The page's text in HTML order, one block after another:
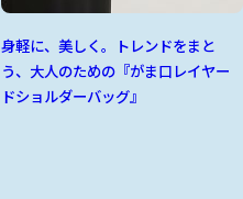
身軽に、美しく。トレンドをまと
う、大人のための『がま口レイヤー
ドショルダーバッグ』